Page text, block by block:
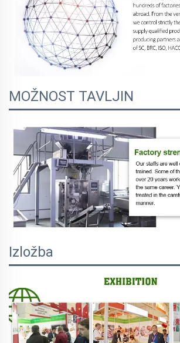
MOŽNOST TAVLJIN
Izložba